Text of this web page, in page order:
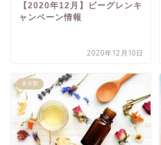
【2020年12月】ビーグレンキ
ャンペーン情報
2020年12月10日
未分類